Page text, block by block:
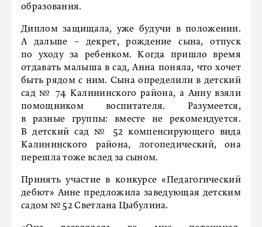
образования.
Диплом защищала, уже будучи в положении.
А дальше – декрет, рождение сына, отпуск
по уходу за ребенком. Когда пришло время
отдавать малыша в сад, Анна поняла, что хочет
быть рядом с ним. Сына определили в детский
сад № 74 Калининского района, а Анну взяли
помощником воспитателя. Разумеется,
в разные группы: вместе не рекомендуется.
В детский сад № 52 компенсирующего вида
Калининского района, логопедический, она
перешла тоже вслед за сыном.
Принять участие в конкурсе «Педагогический
дебют» Анне предложила заведующая детским
садом № 52 Светлана Цыбулина.